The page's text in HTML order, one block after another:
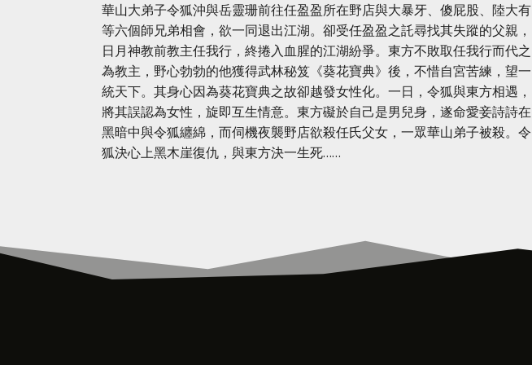
華山大弟子令狐沖與岳靈珊前往任盈盈所在野店與大暴牙、傻屁股、陸大有
等六個師兄弟相會，欲一同退出江湖。卻受任盈盈之託尋找其失蹤的父親，
日月神教前教主任我行，終捲入血腥的江湖紛爭。東方不敗取任我行而代之
為教主，野心勃勃的他獲得武林秘笈《葵花寶典》後，不惜自宮苦練，望一
統天下。其身心因為葵花寶典之故卻越發女性化。一日，令狐與東方相遇，
將其誤認為女性，旋即互生情意。東方礙於自己是男兒身，遂命愛妾詩詩在
黑暗中與令狐纏綿，而伺機夜襲野店欲殺任氏父女，一眾華山弟子被殺。令
狐決心上黑木崖復仇，與東方決一生死……